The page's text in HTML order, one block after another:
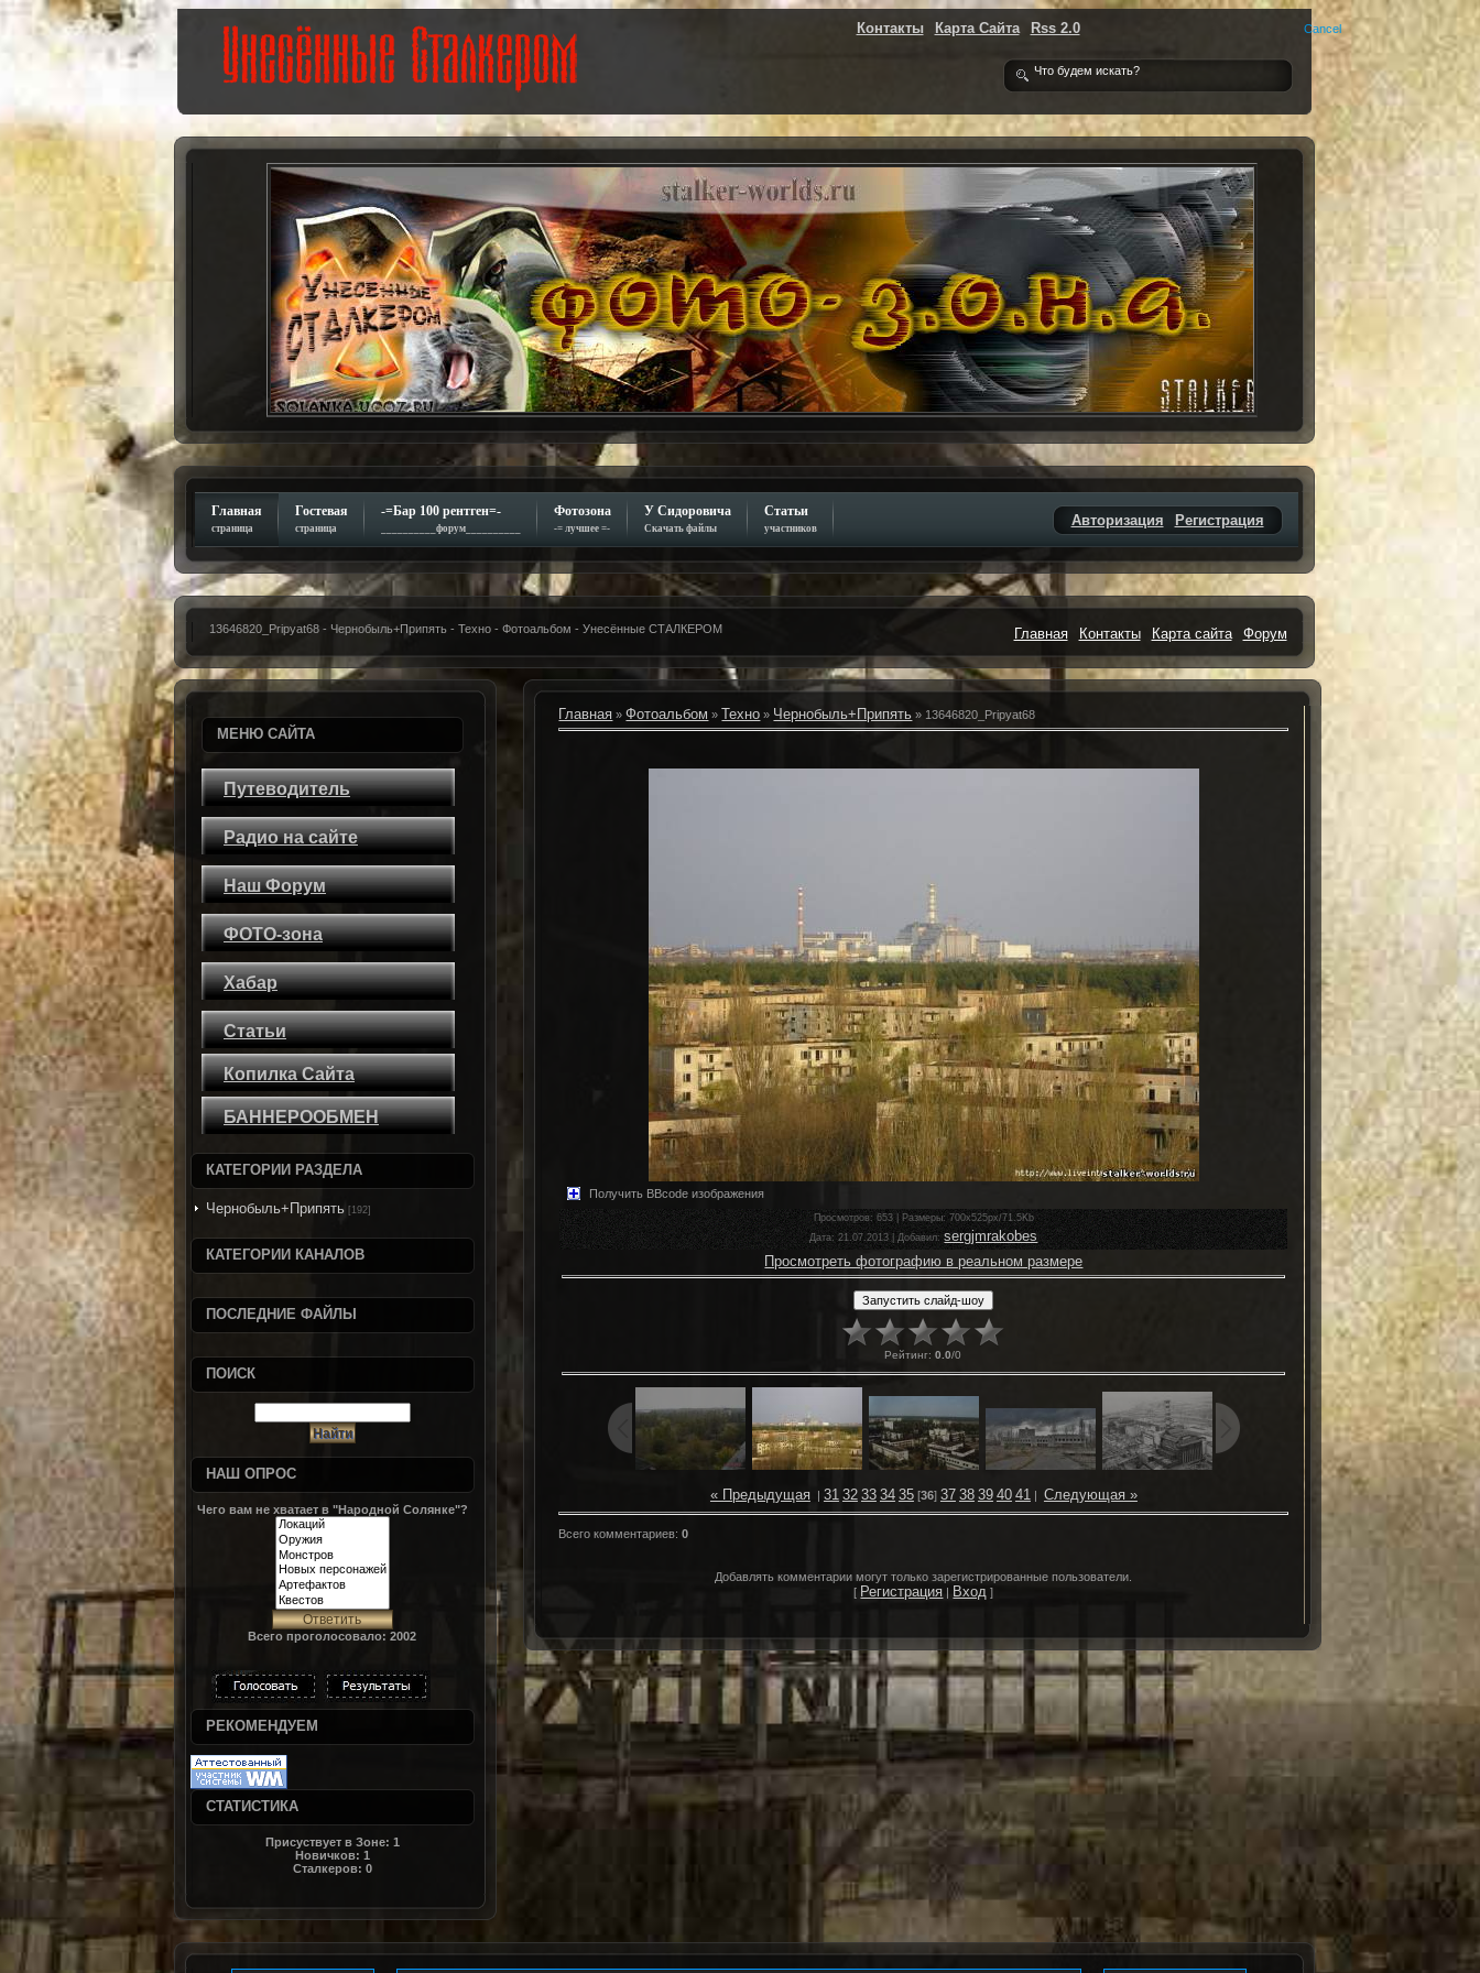
Контакты Карта Сайта Rss 2.0
Главная
страница
Гостевая
страница
-=Бар 100 рентген=-
__________форум__________
Фотозона
-= лучшее =-
У Сидоровича
Скачать файлы
Статьи
участников Регистрация
Авторизация
13646820_Pripyat68 - Чернобыль+Припять - Техно - Фотоальбом - Унесённые СТАЛКЕРОМ Главная Контакты Карта сайта Форум
Главная »Фотоальбом » Техно » Чернобыль+Припять » 13646820_Pripyat68
Получить BBcode изображения
Просмотров: 653 | Размеры: 700x525px/71.5Kb
Дата: 21.07.2013 | Добавил:sergjmrakobes
Просмотреть фотографию в реальном размере
Рейтинг:0.0/0
« Предыдущая| 31 32 33 34 35[36] 37 38 39 40 41 | Следующая »
Всего комментариев:0
Добавлять комментарии могут только зарегистрированные пользователи.
[ Регистрация Вход ]
МЕНЮ САЙТА
Путеводитель
Радио на сайте
Наш Форум
ФОТО-зона
Хабар
Статьи
Копилка Сайта
БАННЕРООБМЕН
КАТЕГОРИИ РАЗДЕЛА
Чернобыль+Припять [192]
КАТЕГОРИИ КАНАЛОВ
ПОСЛЕДНИЕ ФАЙЛЫ
ПОИСК
НАШ ОПРОС
Чего вам не хватает в "Народной Солянке"?
Всего проголосовало: 2002
РЕКОМЕНДУЕМ
СТАТИСТИКА
Присуствует в Зоне: 1
Новичков: 1
Сталкеров: 0
Cancel